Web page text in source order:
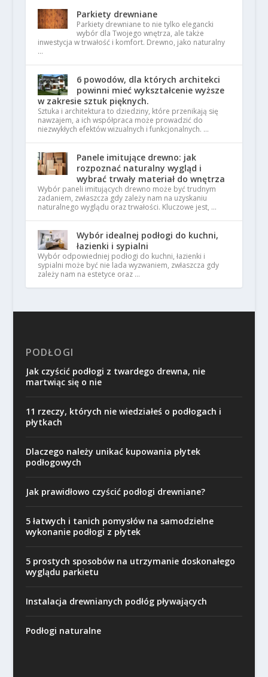
Parkiety drewniane
Parkiety drewniane to nie tylko elegancki
wybór dla Twojego wnętrza, ale także
inwestycja w trwałość i komfort. Drewno, jako naturalny
…
6 powodów, dla których architekci
powinni mieć wykształcenie wyższe
w zakresie sztuk pięknych.
Sztuka i architektura to dziedziny, które przenikają się
nawzajem, a ich współpraca może prowadzić do
niezwykłych efektów wizualnych i funkcjonalnych. …
Panele imitujące drewno: jak
rozpoznać naturalny wygląd i
wybrać trwały materiał do wnętrza
Wybór paneli imitujących drewno może być trudnym
zadaniem, zwłaszcza gdy zależy nam na uzyskaniu
naturalnego wyglądu oraz trwałości. Kluczowe jest, …
Wybór idealnej podłogi do kuchni,
łazienki i sypialni
Wybór odpowiedniej podłogi do kuchni, łazienki i
sypialni może być nie lada wyzwaniem, zwłaszcza gdy
zależy nam na estetyce oraz …
PODŁOGI
Jak czyścić podłogi z twardego drewna, nie
martwiąc się o nie
11 rzeczy, których nie wiedziałeś o podłogach i
płytkach
Dlaczego należy unikać kupowania płytek
podłogowych
Jak prawidłowo czyścić podłogi drewniane?
5 łatwych i tanich pomysłów na samodzielne
wykonanie podłogi z płytek
5 prostych sposobów na utrzymanie doskonałego
wyglądu parkietu
Instalacja drewnianych podłóg pływających
Podłogi naturalne